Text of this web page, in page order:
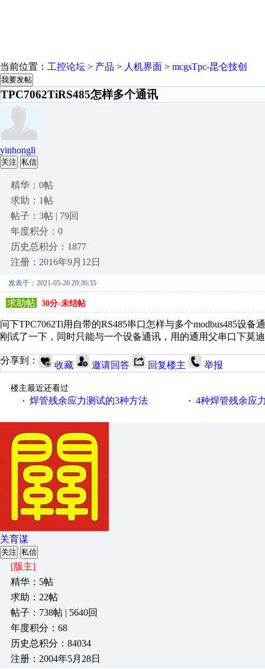
当前位置： 工控论坛 > 产品 > 人机界面 > mcgsTpc-昆仑技创
我要发帖
TPC7062TiRS485怎样多个通讯
yinhongli
关注 私信
精华：0帖
求助：1帖
帖子：3帖 | 79回
年度积分：0
历史总积分：1877
注册：2016年9月12日
发表于：2021-05-26 20:36:35
求助帖 30分-未结帖
问下TPC7062Ti用自带的RS485串口怎样与多个modbus485设备
刚试了一下，同时只能与一个设备通讯，用的通用父串口下莫
分享到： 收藏 邀请回答 回复楼主 举报
楼主最近还看过
· 焊管残余应力测试的3种方法 · 4种焊管残余应
关育谋
关注 私信
[版主]
精华：5帖
求助：22帖
帖子：738帖 | 5640回
年度积分：68
历史总积分：84034
注册：2004年5月28日